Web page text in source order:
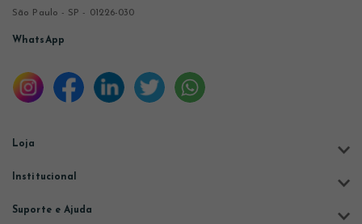
São Paulo - SP - 01226-030
WhatsApp
Loja
Institucional
Suporte e Ajuda